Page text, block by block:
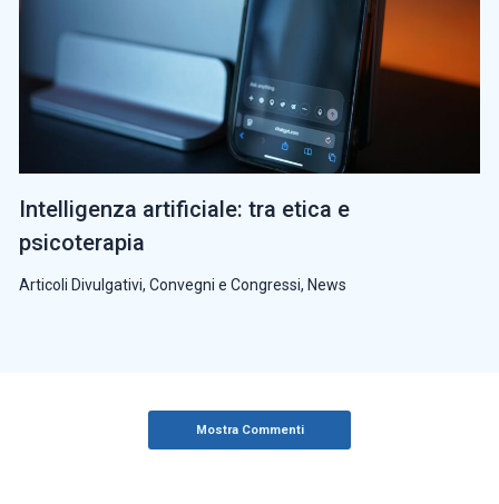
Intelligenza artificiale: tra etica e
psicoterapia
Articoli Divulgativi, Convegni e Congressi, News
Mostra Commenti